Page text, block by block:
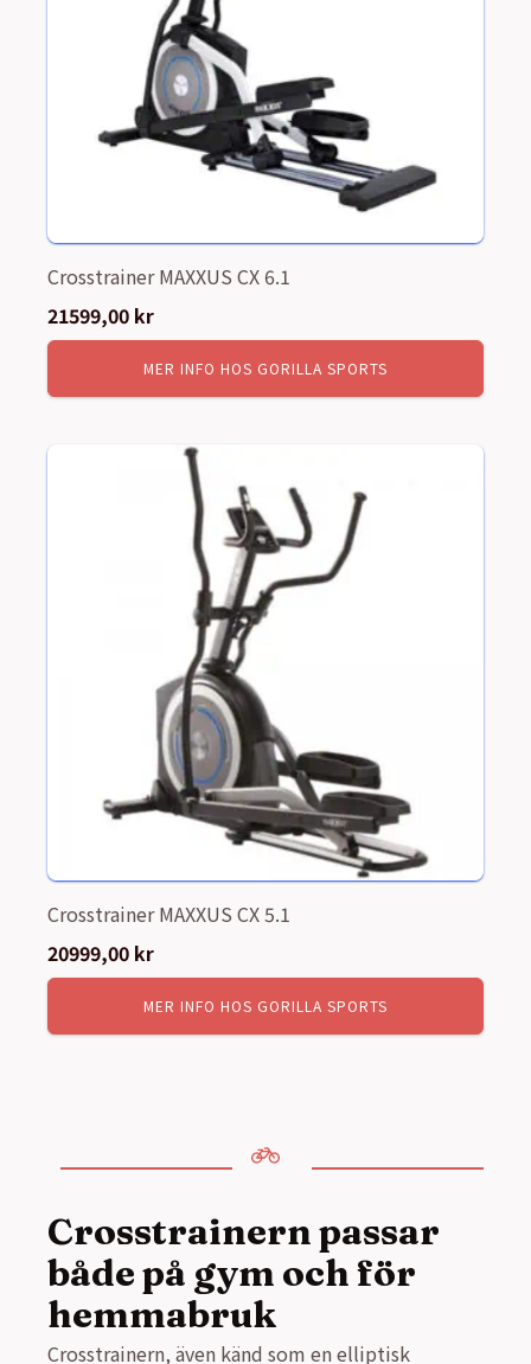
Crosstrainer MAXXUS CX 6.1
21599,00 kr
MER INFO HOS GORILLA SPORTS
Crosstrainer MAXXUS CX 5.1
20999,00 kr
MER INFO HOS GORILLA SPORTS
Crosstrainern passar
både på gym och för
hemmabruk
Crosstrainern, även känd som en elliptisk